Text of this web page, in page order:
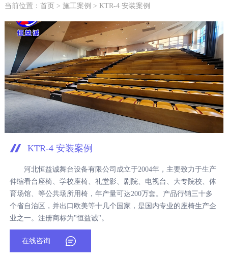
当前位置： 首页 > 施工案例 > KTR-4 安装案例
KTR-4 安装案例
河北恒益诚舞台设备有限公司成立于2004年，主要致力于生产
伸缩看台座椅、学校座椅、礼堂影、剧院、电视台、大专院校、体
育场馆、等公共场所用椅，年产量可达200万套。产品行销三十多
个省自治区，并出口欧美等十几个国家，是国内专业的座椅生产企
业之一。注册商标为"恒益诚"。
在线咨询